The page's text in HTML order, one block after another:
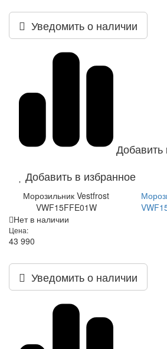
Уведомить о наличии
Добавить
Добавить в избранное
Морозильник Vestfrost
VWF15FFE01W
Нет в наличии
Цена:
43 990
Уведомить о наличии